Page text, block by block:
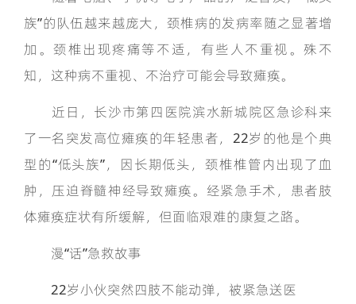
族”的队伍越来越庞大，颈椎病的发病率随之显著增
加。颈椎出现疼痛等不适，有些人不重视。殊不
知，这种病不重视、不治疗可能会导致瘫痪。
近日，长沙市第四医院滨水新城院区急诊科来
了一名突发高位瘫痪的年轻患者，22岁的他是个典
型的“低头族”，因长期低头，颈椎椎管内出现了血
肿，压迫脊髓神经导致瘫痪。经紧急手术，患者肢
体瘫痪症状有所缓解，但面临艰难的康复之路。
漫“话”急救故事
22岁小伙突然四肢不能动弹，被紧急送医